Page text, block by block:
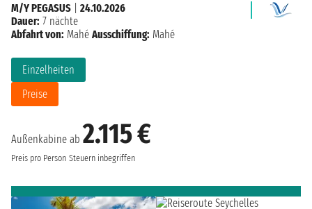
Außenkabine ab 2.115 €
Preis pro Person Steuern inbegriffen
Einzelheiten
Preise
M/Y PEGASUS
24.10.2026
Dauer: 7 nächte
Abfahrt von: Mahé Ausschiffung: Mahé